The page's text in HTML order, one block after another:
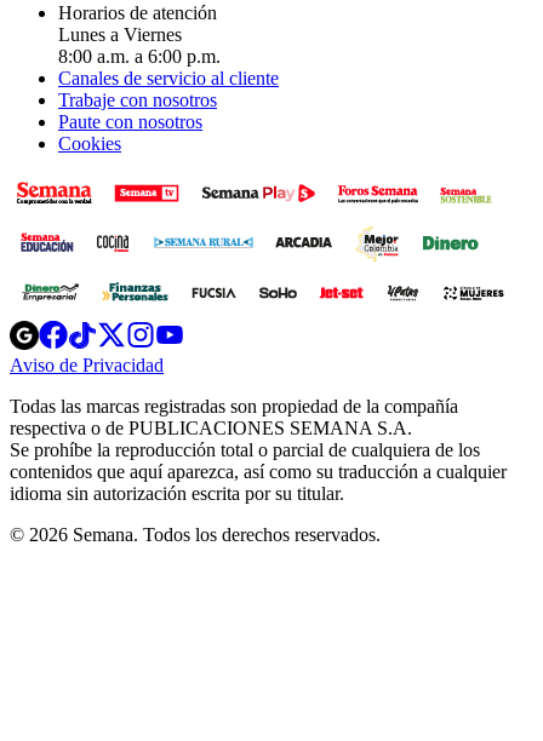
Horarios de atención
Lunes a Viernes
8:00 a.m. a 6:00 p.m.
Canales de servicio al cliente
Trabaje con nosotros
Paute con nosotros
Cookies
Opens
in
new
Opens
in
new
Opens
in
new
window
Opens
new
windowwindow
Aviso de Privacidad
new
window
Todas las marcas registradas son propiedad de la compañía
respectiva o de PUBLICACIONES SEMANA S.A.
Se prohíbe la reproducción total o parcial de cualquiera de los
contenidos que aquí aparezca, así como su traducción a cualquier
idioma sin autorización escrita por su titular.
© 2026 Semana. Todos los derechos reservados.